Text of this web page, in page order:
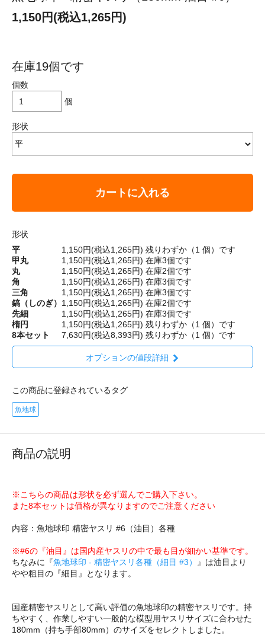
1,150円(税込1,265円)
在庫19個です
個数
個
形状
カートに入れる
形状
平
1,150円(税込1,265円) 残りわずか（1 個）です
甲丸
1,150円(税込1,265円) 在庫3個です
丸
1,150円(税込1,265円) 在庫2個です
角
1,150円(税込1,265円) 在庫3個です
三角
1,150円(税込1,265円) 在庫3個です
鎬（しのぎ） 1,150円(税込1,265円) 在庫2個です
先細
1,150円(税込1,265円) 在庫3個です
楕円
1,150円(税込1,265円) 残りわずか（1 個）です
8本セット
7,630円(税込8,393円) 残りわずか（1 個）です
オプションの値段詳細
この商品に登録されているタグ
魚地球
商品の説明
※こちらの商品は形状を必ず選んでご購入下さい。
また8本セットは価格が異なりますのでご注意ください
内容：魚地球印 精密ヤスリ #6（油目）各種
※#6の『油目』は国内産ヤスリの中で最も目が細かい基準です。
ちなみに『魚地球印 - 精密ヤスリ各種（細目 #3）
』は油目より
やや粗目の『細目』となります。
国産精密ヤスリとして高い評価の魚地球印の精密ヤスリです。持
ちやすく、作業しやすい一般的な模型用ヤスリサイズに合わせた
180mm（持ち手部80mm）のサイズをセレクトしました。